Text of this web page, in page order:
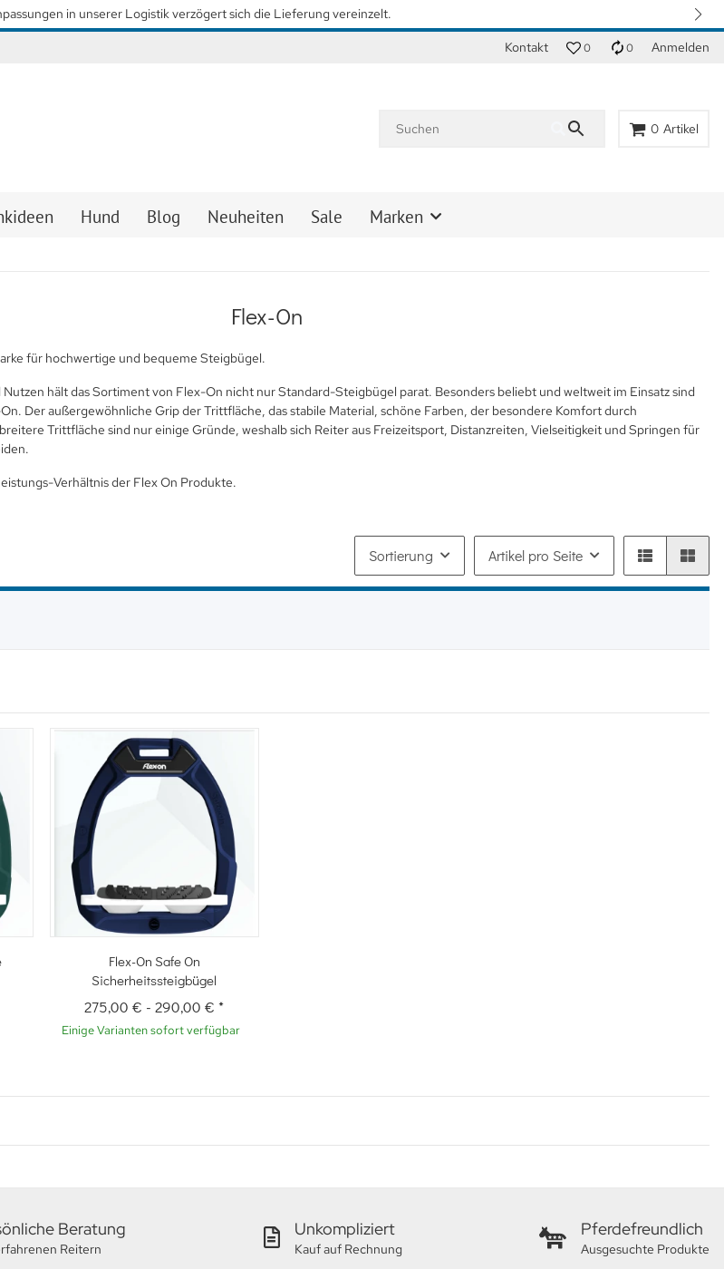
Hochdruck daran, so schnell wie möglich wieder unsere gewohnten Lieferzeiten zu erreichen. Vielen Dank für Ihr Verständnis.
Kontakt 0 0 Anmelden
0 Artikel
Hund Blog Neuheiten Sale Marken
Flex-On
für hochwertige und bequeme Steigbügel.
hält das Sortiment von Flex-On nicht nur Standard-Steigbügel parat. Besonders beliebt und weltweit im Einsatz sind
Der außergewöhnliche Grip der Trittfläche, das stabile Material, schöne Farben, der besondere Komfort durch
Trittfläche sind nur einige Gründe, weshalb sich Reiter aus Freizeitsport, Distanzreiten, Vielseitigkeit und Springen für
Verhältnis der Flex On Produkte.
Sortierung Artikel pro Seite
Schnellkauf
Flex-On Safe On
Sicherheitssteigbügel
275,00 € -290,00 €*
Einige Varianten sofort verfügbar
Beratung
Reitern
Unkompliziert
Kauf auf Rechnung
Pferdefreundlich
Ausgesuchte Produkte